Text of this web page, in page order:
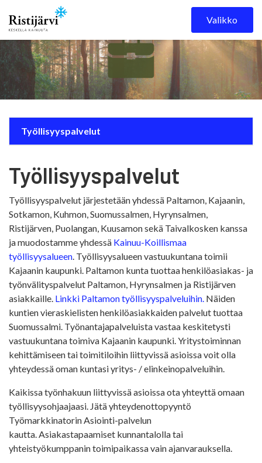
Skip to content
Valikko
Työllisyyspalvelut
Työllisyyspalvelut
Työllisyyspalvelut järjestetään yhdessä Paltamon, Kajaanin,
Sotkamon, Kuhmon, Suomussalmen, Hyrynsalmen,
Ristijärven, Puolangan, Kuusamon sekä Taivalkosken kanssa
ja muodostamme yhdessä Kainuu-Koillismaa
työllisyysalueen. Työllisyysalueen vastuukuntana toimii
Kajaanin kaupunki. Paltamon kunta tuottaa henkilöasiakas- ja
työnvälityspalvelut Paltamon, Hyrynsalmen ja Ristijärven
asiakkaille. Linkki Paltamon työllisyyspalveluihin. Näiden
kuntien vieraskielisten henkilöasiakkaiden palvelut tuottaa
Suomussalmi. Työnantajapalveluista vastaa keskitetysti
vastuukuntana toimiva Kajaanin kaupunki. Yritystoiminnan
kehittämiseen tai toimitiloihin liittyvissä asioissa voit olla
yhteydessä oman kuntasi yritys- / elinkeinopalveluihin.
Kaikissa työnhakuun liittyvissä asioissa ota yhteyttä omaan
työllisyysohjaajaasi. Jätä yhteydenottopyyntö
Työmarkkinatorin Asiointi-palvelun
kautta. Asiakastapaamiset kunnantalolla tai
yhteistyökumppanin toimipaikassa vain ajanvarauksella.